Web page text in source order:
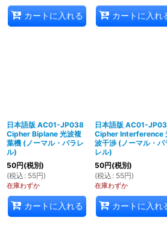
カートに入れる カートに入れ
日本語版 AC01-JP038
Cipher Biplane 光波複
葉機 (ノーマル・パラレ
ル)
50円(税別)
(税込 : 55円)
在庫わずか
カートに入れる
日本語版 AC01-
Cipher Interference
波干渉 (ノーマル・パ
レル)
50円(税別)
(税込 : 55円)
在庫わずか
カートに入れ